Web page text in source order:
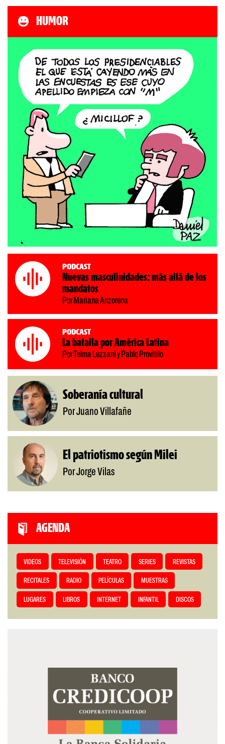
HUMOR
Podcast
Nuevas masculinidades: más allá de los
mandatos
Por Mariana Anzorena
Podcast
La batalla por América Latina
Por Telma Luzzani y Pablo Provitilo
Soberanía cultural
Por Juano Villafañe
El patriotismo según Milei
Por Jorge Vilas
AGENDA
VIDEOS TELEVISIÓN TEATRO SERIES REVISTAS
RECITALES RADIO PELÍCULAS MUESTRAS
LUGARES LIBROS INTERNET INFANTIL DISCOS